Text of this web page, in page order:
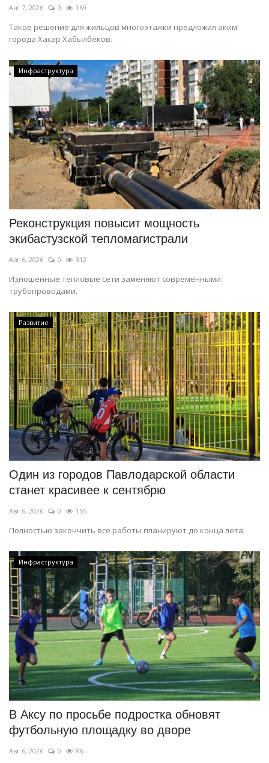
Авг 7, 2026 0 169
Такое решение для жильцов многоэтажки предложил аким
города Хасар Хабылбеков.
Инфраструктура
Реконструкция повысит мощность
экибастузской тепломагистрали
Авг 6, 2026 0 312
Изношенные тепловые сети заменяют современными
трубопроводами.
Развитие
Один из городов Павлодарской области
станет красивее к сентябрю
Авг 6, 2026 0 155
Полностью закончить все работы планируют до конца лета.
Инфраструктура
В Аксу по просьбе подростка обновят
футбольную площадку во дворе
Авг 6, 2026 0 86